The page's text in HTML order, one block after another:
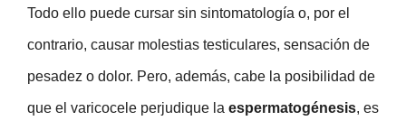
Todo ello puede cursar sin sintomatología o, por el
contrario, causar molestias testiculares, sensación de
pesadez o dolor. Pero, además, cabe la posibilidad de
que el varicocele perjudique la espermatogénesis, es